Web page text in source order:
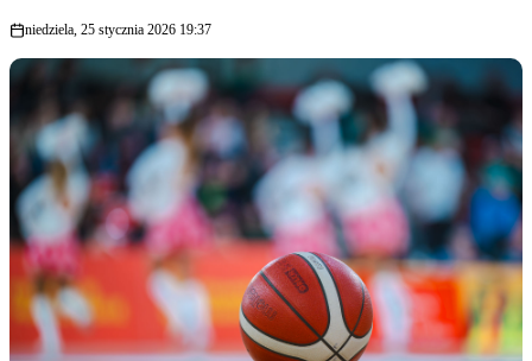
niedziela, 25 stycznia 2026 19:37